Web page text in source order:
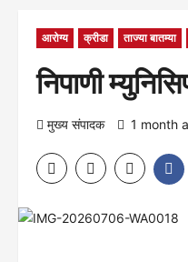
आरोग्य क्रीडा ताज्या बातम्या
निपाणी
मुख्य संपादक 1 month